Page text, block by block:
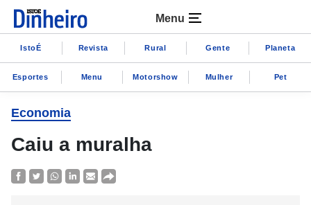
Menu
IstoÉ Revista Rural Gente Planeta
Esportes Menu Motorshow Mulher Pet
Economia
Caiu a muralha